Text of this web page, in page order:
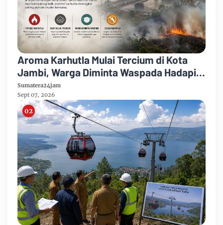
Aroma Karhutla Mulai Tercium di Kota
Jambi, Warga Diminta Waspada Hadapi
Puncak Kemarau
Sumatera24jam
Sept 07, 2026